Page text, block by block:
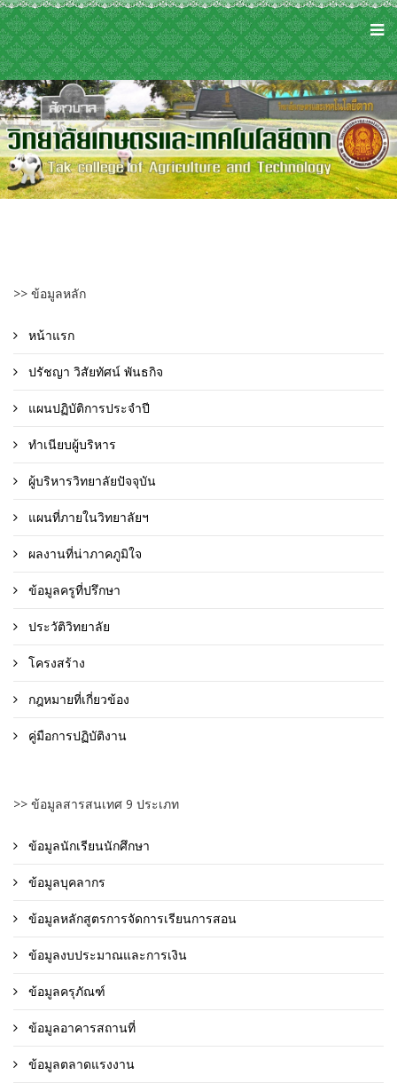
>> ข้อมูลหลัก
หน้าแรก
ปรัชญา วิสัยทัศน์ พันธกิจ
แผนปฏิบัติการประจำปี
ทำเนียบผู้บริหาร
ผู้บริหารวิทยาลัยปัจจุบัน
แผนที่ภายในวิทยาลัยฯ
ผลงานที่น่าภาคภูมิใจ
ข้อมูลครูที่ปรึกษา
ประวัติวิทยาลัย
โครงสร้าง
กฎหมายที่เกี่ยวข้อง
คู่มือการปฏิบัติงาน
>> ข้อมูลสารสนเทศ 9 ประเภท
ข้อมูลนักเรียนนักศึกษา
ข้อมูลบุคลากร
ข้อมูลหลักสูตรการจัดการเรียนการสอน
ข้อมูลงบประมาณและการเงิน
ข้อมูลครุภัณฑ์
ข้อมูลอาคารสถานที่
ข้อมูลตลาดแรงงาน